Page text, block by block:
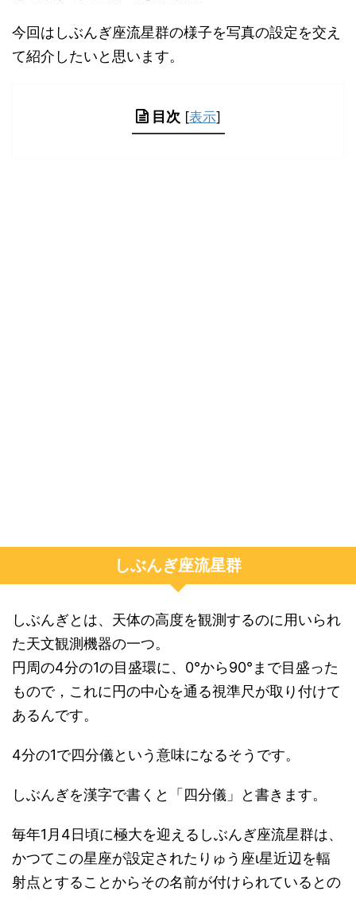
今回はしぶんぎ座流星群の様子を写真の設定を交え
て紹介したいと思います。
目次 [表示]
しぶんぎ座流星群
しぶんぎとは、天体の高度を観測するのに用いられ
た天文観測機器の一つ。
円周の4分の1の目盛環に、0°から90°まで目盛った
もので，これに円の中心を通る視準尺が取り付けて
あるんです。
4分の1で四分儀という意味になるそうです。
しぶんぎを漢字で書くと「四分儀」と書きます。
毎年1月4日頃に極大を迎えるしぶんぎ座流星群は、
かつてこの星座が設定されたりゅう座ι星近辺を輻
射点とすることからその名前が付けられているとの